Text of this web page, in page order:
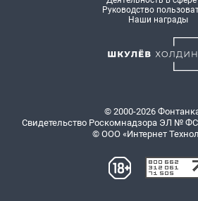
Руководство
Наши награды
© 2000-2026
Свидетельство Роскомнадзора ЭЛ № ФС
© ООО «Интернет